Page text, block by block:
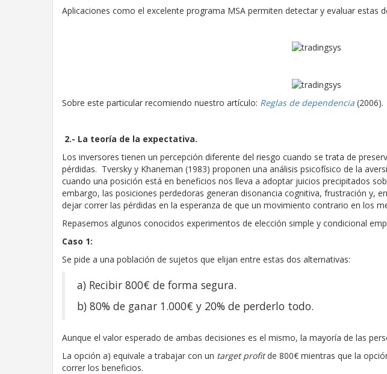
Aplicaciones como el excelente programa MSA permiten detectar y evaluar estas
Sobre este particular recomiendo nuestro artículo: Reglas de dependencia (2006).
2.- La teoría de la expectativa.
Los inversores tienen un percepción diferente del riesgo cuando se trata de
pérdidas. Tversky y Khaneman (1983) proponen una análisis psicofísico de la
cuando una posición está en beneficios nos lleva a adoptar juicios precipitados
embargo, las posiciones perdedoras generan disonancia cognitiva, frustración y,
dejar correr las pérdidas en la esperanza de que un movimiento contrario en los
Repasemos algunos conocidos experimentos de elección simple y condicional
Caso 1:
Se pide a una población de sujetos que elijan entre estas dos alternativas:
a) Recibir 800€ de forma segura.
b) 80% de ganar 1.000€ y 20% de perderlo todo.
Aunque el valor esperado de ambas decisiones es el mismo, la mayoría de las
La opción a) equivale a trabajar con un target profitde 800€ mientras que la
correr los beneficios.